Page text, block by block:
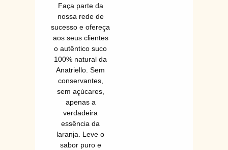
Faça parte da
nossa rede de
sucesso e ofereça
aos seus clientes
o autêntico suco
100% natural da
Anatriello. Sem
conservantes,
sem açúcares,
apenas a
verdadeira
essência da
laranja. Leve o
sabor puro e